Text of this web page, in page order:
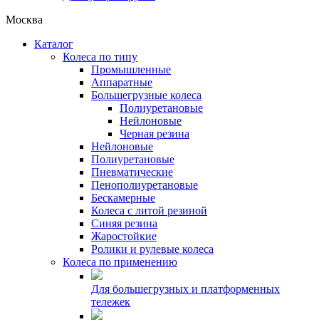
Москва
Каталог
Колеса по типу
Промышленные
Аппаратные
Большегрузные колеса
Полиуретановые
Нейлоновые
Черная резина
Нейлоновые
Полиуретановые
Пневматические
Пенополиуретановые
Бескамерные
Колеса с литой резиной
Синяя резина
Жаростойкие
Ролики и рулевые колеса
Колеса по применению
Для большегрузных и платформенных
тележек